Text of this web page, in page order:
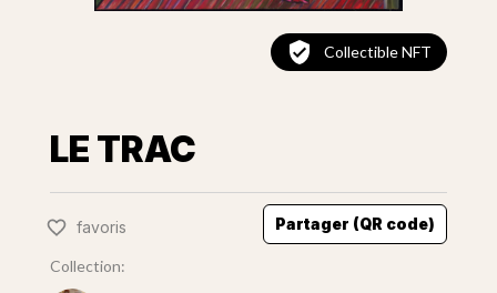
Collectible NFT
LE TRAC
favoris Partager (QR code)
Collection: